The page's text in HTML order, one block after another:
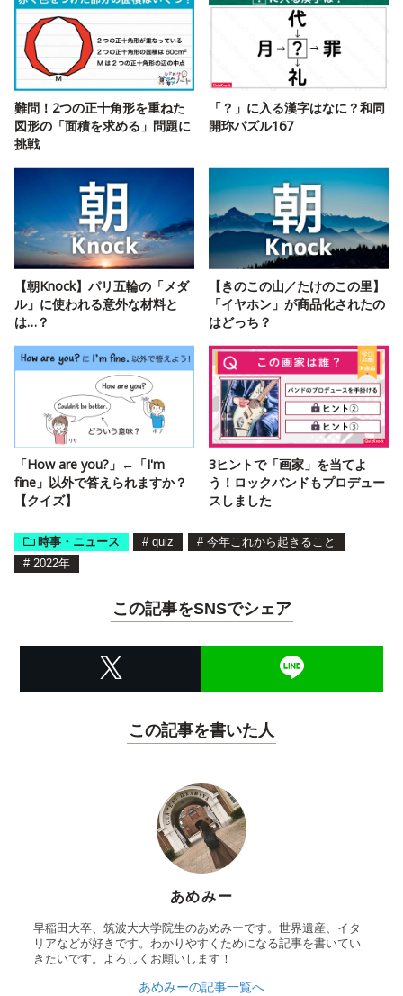
難問！2つの正十角形を重ねた
図形の「面積を求める」問題に
挑戦
「？」に入る漢字はなに？和同
開珎パズル167
【朝Knock】パリ五輪の「メダ
ル」に使われる意外な材料と
は…？
【きのこの山／たけのこの里】
「イヤホン」が商品化されたの
はどっち？
「How are you?」←「I'm
fine」以外で答えられますか？
【クイズ】
3ヒントで「画家」を当てよ
う！ロックバンドもプロデュー
スしました
時事・ニュース # quiz # 今年これから起きること
# 2022年
この記事をSNSでシェア
この記事を書いた人
あめみー
早稲田大卒、筑波大大学院生のあめみーです。世界遺産、イタ
リアなどが好きです。わかりやすくためになる記事を書いてい
きたいです。よろしくお願いします！
あめみーの記事一覧へ